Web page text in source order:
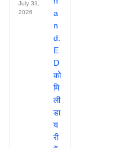
July 31,
2026